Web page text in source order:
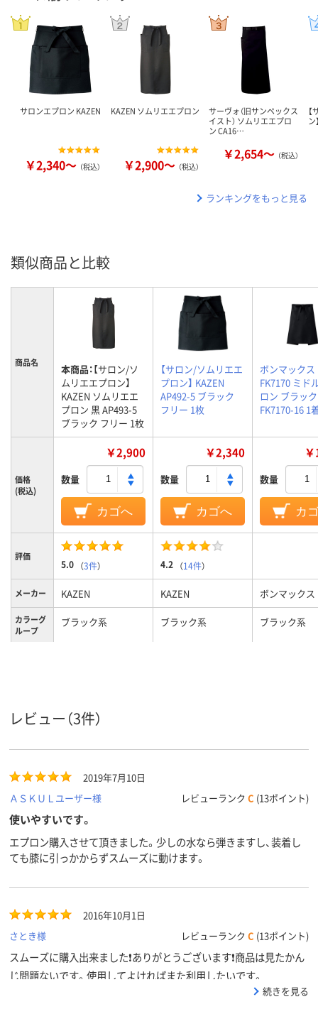
サロンエプロン KAZEN
￥2,340～ （税込）
KAZEN ソムリエエプロン
￥2,900～ （税込）
サーヴォ（旧サンペックス
イスト） ソムリエエプロ
ン CA16…
￥2,654～ （税込）
ランキングをもっと見る
類似商品と比較
商品名 本商品：【サロン/ソ
ムリエエプロン】
KAZEN ソムリエエ
プロン 黒 AP493-5
ブラック フリー 1枚
【サロン/ソムリエエ
プロン】 KAZEN
AP492-5 ブラック
フリー 1枚
ボンマックス
FK7170 ミド
ロン ブラック
FK7170-16 1
価格
(税込)
￥2,900
数量
カゴへ
￥2,340
数量
カゴへ
数量
カ
評価
5.0 （3件） 4.2 （14件）
メーカー KAZEN KAZEN ボンマックス
カラーグ
ループ
ブラック系 ブラック系 ブラック系
レビュー（3件）
2019年7月10日
ＡＳＫＵＬユーザー様
レビューランク C (13ポイント)
使いやすいです。
エプロン購入させて頂きました。少しの水なら弾きますし、装着し
ても膝に引っかからずスムーズに動けます。
2016年10月1日
さとき様
レビューランク C (13ポイント)
スムーズに購入出来ました❗ありがとうございます❗商品は見たかん
じ問題ないです。使用してよければまた利用したいです。
続きを見る